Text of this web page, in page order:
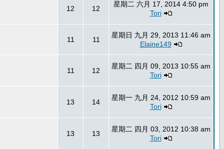
12 12
星期二 六月 17, 2014 4:50 pm
Tori
11 11
星期日 九月 29, 2013 11:46 am
Elaine149
11 12
星期二 四月 09, 2013 10:55 am
Tori
13 14
星期一 九月 24, 2012 10:59 am
Tori
13 13
星期二 四月 03, 2012 10:38 am
Tori